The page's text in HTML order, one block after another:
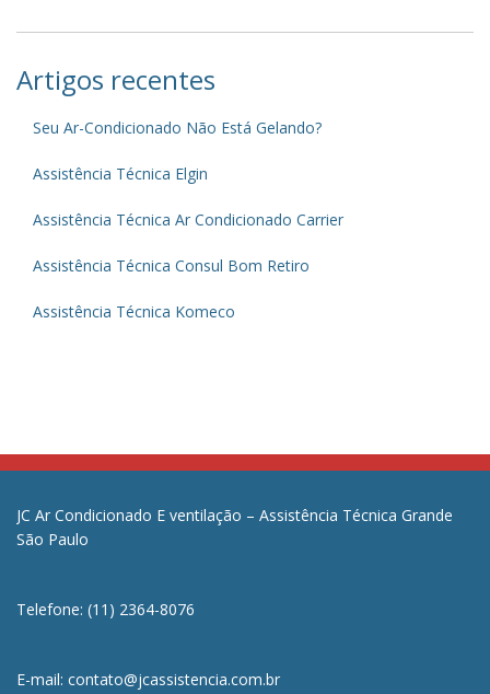
Artigos recentes
Seu Ar-Condicionado Não Está Gelando?
Assistência Técnica Elgin
Assistência Técnica Ar Condicionado Carrier
Assistência Técnica Consul Bom Retiro
Assistência Técnica Komeco
JC Ar Condicionado E ventilação – Assistência Técnica Grande
São Paulo
Telefone: (11) 2364-8076
E-mail: contato@jcassistencia.com.br